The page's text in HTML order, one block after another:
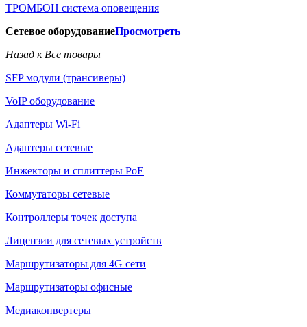
ТРОМБОН система оповещения
Сетевое оборудованиеПросмотреть
Назад к Все товары
SFP модули (трансиверы)
VoIP оборудование
Адаптеры Wi-Fi
Адаптеры сетевые
Инжекторы и сплиттеры РоЕ
Коммутаторы сетевые
Контроллеры точек доступа
Лицензии для сетевых устройств
Маршрутизаторы для 4G сети
Маршрутизаторы офисные
Медиаконвертеры